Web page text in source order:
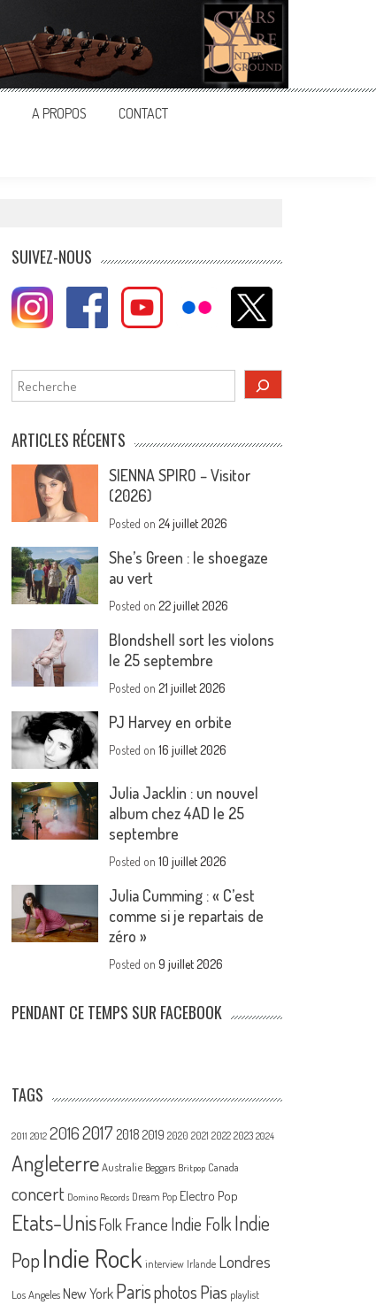
A PROPOS CONTACT
SUIVEZ-NOUS
Rechercher
ARTICLES RÉCENTS
SIENNA SPIRO – Visitor
(2026)
Posted on24 juillet 2026
She’s Green : le shoegaze
au vert
Posted on22 juillet 2026
Blondshell sort les violons
le 25 septembre
Posted on21 juillet 2026
PJ Harvey en orbite
Posted on16 juillet 2026
Julia Jacklin : un nouvel
album chez 4AD le 25
septembre
Posted on10 juillet 2026
Julia Cumming : « C’est
comme si je repartais de
zéro »
Posted on9 juillet 2026
PENDANT CE TEMPS SUR FACEBOOK
TAGS
2011 2012 20162017 2018 2019 2020 2021 2022 2023 2024
Angleterre Australie Beggars Britpop Canada
concert Domino Records Dream Pop Electro Pop
Etats-UnisFolk France Indie FolkIndie
PopIndie Rock interview Irlande Londres
Los Angeles New York Parisphotos Pias playlist